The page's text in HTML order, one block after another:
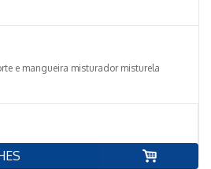
e mangueira misturador misturela